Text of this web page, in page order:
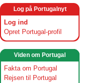
Log på Portugalnyt
Log ind
Opret Portugal-profil
Viden om Portugal
Fakta om Portugal
Rejsen til Portugal